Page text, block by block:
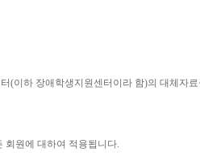
(이하 장애학생지원센터이라 함)의 대체자
회원에 대하여 적용됩니다.